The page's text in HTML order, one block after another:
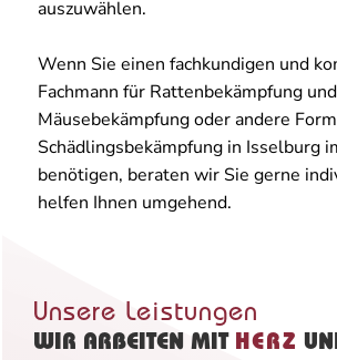
auszuwählen.
Wenn Sie einen fachkundigen und
Fachmann für Rattenbekämpfung und
Mäusebekämpfung oder andere
Schädlingsbekämpfung in Isselburg
benötigen, beraten wir Sie gerne
helfen Ihnen umgehend.
Unsere Leistungen
WIR ARBEITEN MIT HERZ